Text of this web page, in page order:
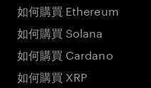
如何購買 Ethereum
如何購買 Solana
如何購買 Cardano
如何購買 XRP